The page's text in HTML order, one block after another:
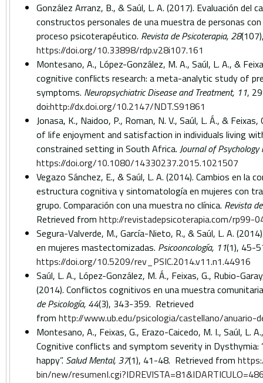
González Arranz, B., & Saúl, L. A. (2017). Evaluación del
constructos personales de una muestra de personas
proceso psicoterapéutico. Revista de Psicoterapia, 28
https://doi.org/10.33898/rdp.v28i107.161
Montesano, A., López-González, M. A., Saúl, L. A., &
cognitive conflicts research: a meta-analytic study of
symptoms. Neuropsychiatric Disease and Treatment, 11,
doi:http://dx.doi.org/10.2147/NDT.S91861
Jonasa, K., Naidoo, P., Roman, N. V., Saúl, L. Á., &
of life enjoyment and satisfaction in individuals living
constrained setting in South Africa. Journal of
https://doi.org/10.1080/14330237.2015.1021507
Vegazo Sánchez, E., & Saúl, L. A. (2014). Cambios en la
estructura cognitiva y sintomatología en mujeres con
grupo. Comparación con una muestra no clínica. Revista
Retrieved from http://revistadepsicoterapia.com/rp99-
Segura-Valverde, M., García-Nieto, R., & Saúl, L. A.
en mujeres mastectomizadas. Psicooncología, 11(1), 45-
https://doi.org/10.5209/rev_PSIC.2014.v11.n1.44916
Saúl, L. A., López-González, M. Á., Feixas, G., Rubio-
(2014). Conflictos cognitivos en una muestra
de Psicología, 44(3), 343-359. Retrieved
from http://www.ub.edu/psicologia/castellano/anuario-
Montesano, A., Feixas, G., Erazo-Caicedo, M. I., Saúl, L.
Cognitive conflicts and symptom severity in Dysthymia:
happy”. Salud Mental, 37(1), 41-48. Retrieved from
bin/new/